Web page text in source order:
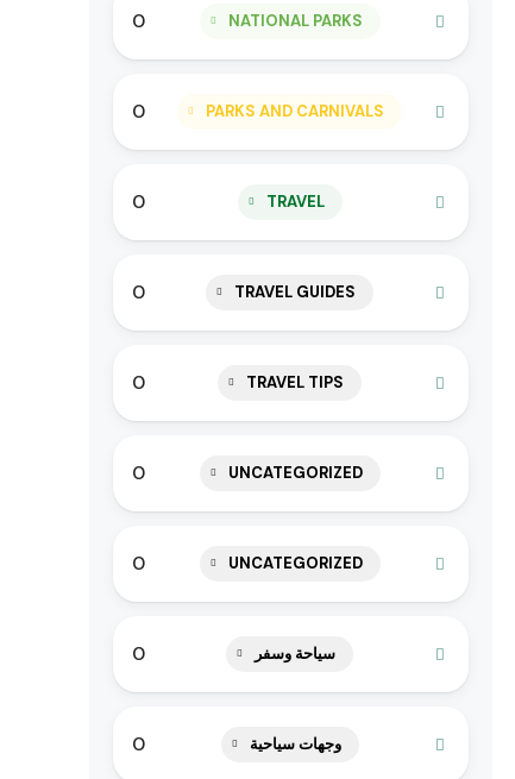
NATIONAL PARKS
0
PARKS AND CARNIVALS
0
TRAVEL
0
TRAVEL GUIDES
0
TRAVEL TIPS
0
UNCATEGORIZED
0
UNCATEGORIZED
0
سياحة وسفر 0
وجهات سياحية 0